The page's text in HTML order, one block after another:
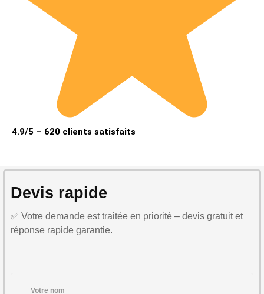
4.9/5 – 620 clients satisfaits
Devis rapide
✅ Votre demande est traitée en priorité – devis gratuit et
réponse rapide garantie.
Votre nom